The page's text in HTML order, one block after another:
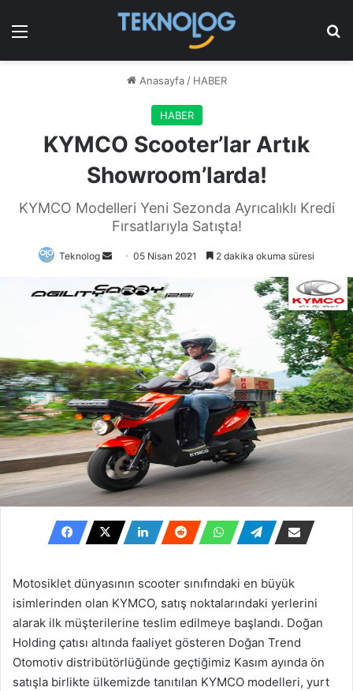
Menü
Anasayfa / HABER
HABER
KYMCO Scooter’lar Artık
Showroom’larda!
KYMCO Modelleri Yeni Sezonda Ayrıcalıklı Kredi
Fırsatlarıyla Satışta!
Teknolog
Bir
posta
göndermek
05 Nisan 2021 2 dakika okuma süresi
Motosiklet dünyasının scooter sınıfındaki en büyük
isimlerinden olan KYMCO, satış noktalarındaki yerlerini
alarak ilk müşterilerine teslim edilmeye başlandı. Doğan
Holding çatısı altında faaliyet gösteren Doğan Trend
Otomotiv distribütörlüğünde geçtiğimiz Kasım ayında ön
satışla birlikte ülkemizde tanıtılan KYMCO modelleri, yurt